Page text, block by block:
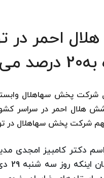
احمر در
می‌رسد
شركت پخش سهاهلال در توزیع
دكتر كامبیز امجدی